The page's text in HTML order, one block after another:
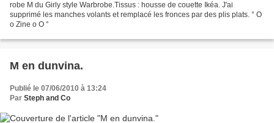
robe M du Girly style Warbrobe.Tissus : housse de couette Ikéa. J'ai
supprimé les manches volants et remplacé les fronces par des plis plats. ° O
o Zine o O °
M en dunvina.
Publié le 07/06/2010 à 13:24
Par Steph and Co